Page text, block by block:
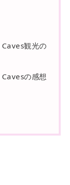
観光の
の感想